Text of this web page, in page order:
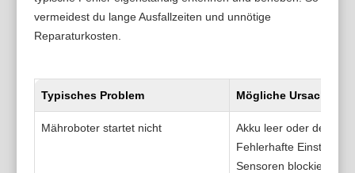
vermeidest du lange Ausfallzeiten und unnötige
Reparaturkosten.
Typisches Problem Mögliche Ursache
Mähroboter startet nicht
Akku leer oder defekt
Fehlerhafte
Sensoren blockiert